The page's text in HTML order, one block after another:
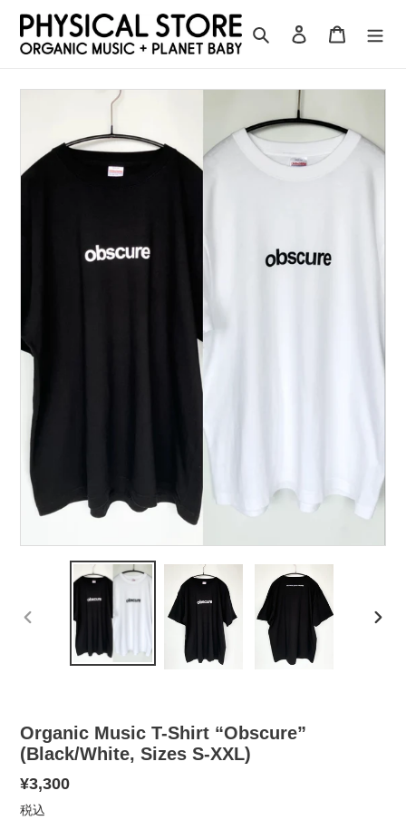
検索 ログインカート
Organic Music T-Shirt “Obscure”
(Black/White, Sizes S-XXL)
通
常
¥3,300
税込